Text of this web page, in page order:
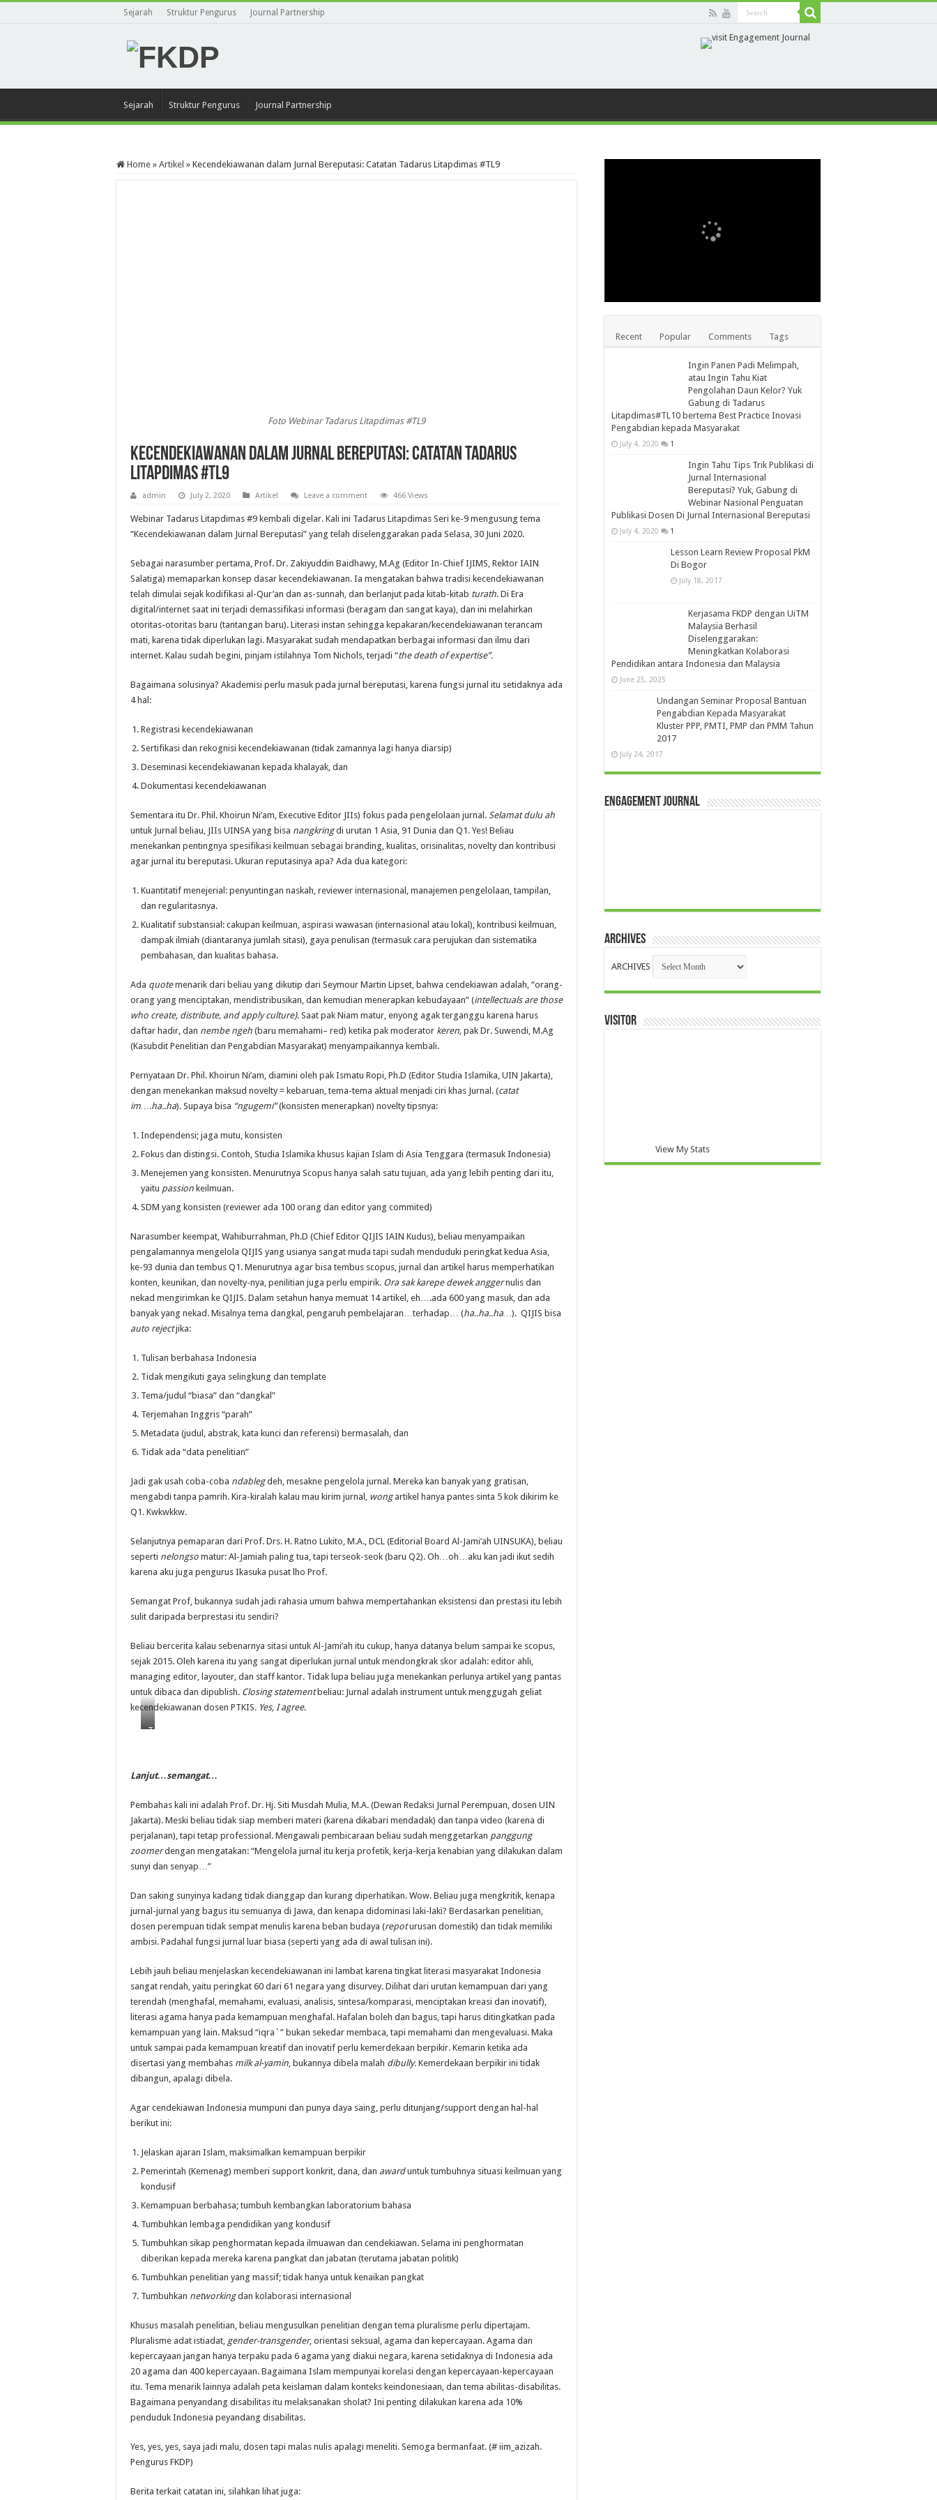
Sejarah Struktur Pengurus Journal Partnership
Sejarah Struktur Pengurus Journal Partnership
Home » Artikel » Kecendekiawanan dalam Jurnal Bereputasi: Catatan Tadarus Litapdimas #TL9
Foto Webinar Tadarus Litapdimas #TL9
Kecendekiawanan dalam Jurnal Bereputasi: Catatan Tadarus
Litapdimas #TL9
admin July 2, 2020 Artikel Leave a comment 466 Views
Webinar Tadarus Litapdimas #9 kembali digelar. Kali ini Tadarus Litapdimas Seri ke-9 mengusung tema
“Kecendekiawanan dalam Jurnal Bereputasi” yang telah diselenggarakan pada Selasa, 30 Juni 2020.
Sebagai narasumber pertama, Prof. Dr. Zakiyuddin Baidhawy, M.Ag (Editor In-Chief IJIMS, Rektor IAIN
Salatiga) memaparkan konsep dasar kecendekiawanan. Ia mengatakan bahwa tradisi kecendekiawanan
telah dimulai sejak kodifikasi al-Qur’an dan as-sunnah, dan berlanjut pada kitab-kitab turath. Di Era
digital/internet saat ini terjadi demassifikasi informasi (beragam dan sangat kaya), dan ini melahirkan
otoritas-otoritas baru (tantangan baru). Literasi instan sehingga kepakaran/kecendekiawanan terancam
mati, karena tidak diperlukan lagi. Masyarakat sudah mendapatkan berbagai informasi dan ilmu dari
internet. Kalau sudah begini, pinjam istilahnya Tom Nichols, terjadi “the death of expertise”.
Bagaimana solusinya? Akademisi perlu masuk pada jurnal bereputasi, karena fungsi jurnal itu setidaknya ada
4 hal:
Registrasi kecendekiawanan
Sertifikasi dan rekognisi kecendekiawanan (tidak zamannya lagi hanya diarsip)
Deseminasi kecendekiawanan kepada khalayak, dan
Dokumentasi kecendekiawanan
Sementara itu Dr. Phil. Khoirun Ni’am, Executive Editor JIIs) fokus pada pengelolaan jurnal. Selamat dulu ah
untuk Jurnal beliau, JIIs UINSA yang bisa nangkringdi urutan 1 Asia, 91 Dunia dan Q1. Yes! Beliau
menekankan pentingnya spesifikasi keilmuan sebagai branding, kualitas, orisinalitas, novelty dan kontribusi
agar jurnal itu bereputasi. Ukuran reputasinya apa? Ada dua kategori:
Kuantitatif menejerial: penyuntingan naskah, reviewer internasional, manajemen pengelolaan, tampilan,
dan regularitasnya.
Kualitatif substansial: cakupan keilmuan, aspirasi wawasan (internasional atau lokal), kontribusi keilmuan,
dampak ilmiah (diantaranya jumlah sitasi), gaya penulisan (termasuk cara perujukan dan sistematika
pembahasan, dan kualitas bahasa.
Ada quotemenarik dari beliau yang dikutip dari Seymour Martin Lipset, bahwa cendekiawan adalah, “orang-
orang yang menciptakan, mendistribusikan, dan kemudian menerapkan kebudayaan” (intellectuals are those
who create, distribute, and apply culture). Saat pak Niam matur, enyong agak terganggu karena harus
daftar hadir, dan nembe ngeh (baru memahami– red) ketika pak moderator keren, pak Dr. Suwendi, M.Ag
(Kasubdit Penelitian dan Pengabdian Masyarakat) menyampaikannya kembali.
Pernyataan Dr. Phil. Khoirun Ni’am, diamini oleh pak Ismatu Ropi, Ph.D (Editor Studia Islamika, UIN Jakarta),
dengan menekankan maksud novelty = kebaruan, tema-tema aktual menjadi ciri khas Jurnal. (catat
im….ha..ha). Supaya bisa “ngugemi”(konsisten menerapkan) novelty tipsnya:
Independensi; jaga mutu, konsisten
Fokus dan distingsi. Contoh, Studia Islamika khusus kajian Islam di Asia Tenggara (termasuk Indonesia)
Menejemen yang konsisten. Menurutnya Scopus hanya salah satu tujuan, ada yang lebih penting dari itu,
yaitu passion keilmuan.
SDM yang konsisten (reviewer ada 100 orang dan editor yang commited)
Narasumber keempat, Wahiburrahman, Ph.D (Chief Editor QIJIS IAIN Kudus), beliau menyampaikan
pengalamannya mengelola QIJIS yang usianya sangat muda tapi sudah menduduki peringkat kedua Asia,
ke-93 dunia dan tembus Q1. Menurutnya agar bisa tembus scopus, jurnal dan artikel harus memperhatikan
konten, keunikan, dan novelty-nya, penilitian juga perlu empirik. Ora sak karepe dewek anggernulis dan
nekad mengirimkan ke QIJIS. Dalam setahun hanya memuat 14 artikel, eh….ada 600 yang masuk, dan ada
banyak yang nekad. Misalnya tema dangkal, pengaruh pembelajaran…terhadap… (ha..ha..ha…). QIJIS bisa
auto rejectjika:
Tulisan berbahasa Indonesia
Tidak mengikuti gaya selingkung dan template
Tema/judul “biasa” dan “dangkal”
Terjemahan Inggris “parah”
Metadata (judul, abstrak, kata kunci dan referensi) bermasalah, dan
Tidak ada “data penelitian”
Jadi gak usah coba-coba ndablegdeh, mesakne pengelola jurnal. Mereka kan banyak yang gratisan,
mengabdi tanpa pamrih. Kira-kiralah kalau mau kirim jurnal, wongartikel hanya pantes sinta 5 kok dikirim ke
Q1. Kwkwkkw.
Selanjutnya pemaparan dari Prof. Drs. H. Ratno Lukito, M.A., DCL (Editorial Board Al-Jami’ah UINSUKA), beliau
seperti nelongso matur: Al-Jamiah paling tua, tapi terseok-seok (baru Q2). Oh…oh…aku kan jadi ikut sedih
karena aku juga pengurus Ikasuka pusat lho Prof.
Semangat Prof, bukannya sudah jadi rahasia umum bahwa mempertahankan eksistensi dan prestasi itu lebih
sulit daripada berprestasi itu sendiri?
Beliau bercerita kalau sebenarnya sitasi untuk Al-Jami’ah itu cukup, hanya datanya belum sampai ke scopus,
sejak 2015. Oleh karena itu yang sangat diperlukan jurnal untuk mendongkrak skor adalah: editor ahli,
managing editor, layouter, dan staff kantor. Tidak lupa beliau juga menekankan perlunya artikel yang pantas
untuk dibaca dan dipublish. Closing statementbeliau: Jurnal adalah instrument untuk menggugah geliat
kecendekiawanan dosen PTKIS. Yes, I agree.
T
a
u
s
L
i
t
p
d
i
m
s
#
9
Lanjut…semangat…
Pembahas kali ini adalah Prof. Dr. Hj. Siti Musdah Mulia, M.A. (Dewan Redaksi Jurnal Perempuan, dosen UIN
Jakarta). Meski beliau tidak siap memberi materi (karena dikabari mendadak) dan tanpa video (karena di
perjalanan), tapi tetap professional. Mengawali pembicaraan beliau sudah menggetarkan panggung
zoomerdengan mengatakan: “Mengelola jurnal itu kerja profetik, kerja-kerja kenabian yang dilakukan dalam
sunyi dan senyap…”
Dan saking sunyinya kadang tidak dianggap dan kurang diperhatikan. Wow. Beliau juga mengkritik, kenapa
jurnal-jurnal yang bagus itu semuanya di Jawa, dan kenapa didominasi laki-laki? Berdasarkan penelitian,
dosen perempuan tidak sempat menulis karena beban budaya (repoturusan domestik) dan tidak memiliki
ambisi. Padahal fungsi jurnal luar biasa (seperti yang ada di awal tulisan ini).
Lebih jauh beliau menjelaskan kecendekiawanan ini lambat karena tingkat literasi masyarakat Indonesia
sangat rendah, yaitu peringkat 60 dari 61 negara yang disurvey. Dilihat dari urutan kemampuan dari yang
terendah (menghafal, memahami, evaluasi, analisis, sintesa/komparasi, menciptakan kreasi dan inovatif),
literasi agama hanya pada kemampuan menghafal. Hafalan boleh dan bagus, tapi harus ditingkatkan pada
kemampuan yang lain. Maksud “iqra`” bukan sekedar membaca, tapi memahami dan mengevaluasi. Maka
untuk sampai pada kemampuan kreatif dan inovatif perlu kemerdekaan berpikir. Kemarin ketika ada
disertasi yang membahas milk al-yamin, bukannya dibela malah dibully. Kemerdekaan berpikir ini tidak
dibangun, apalagi dibela.
Agar cendekiawan Indonesia mumpuni dan punya daya saing, perlu ditunjang/support dengan hal-hal
berikut ini:
Jelaskan ajaran Islam, maksimalkan kemampuan berpikir
Pemerintah (Kemenag) memberi support konkrit, dana, dan awarduntuk tumbuhnya situasi keilmuan yang
kondusif
Kemampuan berbahasa; tumbuh kembangkan laboratorium bahasa
Tumbuhkan lembaga pendidikan yang kondusif
Tumbuhkan sikap penghormatan kepada ilmuawan dan cendekiawan. Selama ini penghormatan
diberikan kepada mereka karena pangkat dan jabatan (terutama jabatan politik)
Tumbuhkan penelitian yang massif; tidak hanya untuk kenaikan pangkat
Tumbuhkan networkingdan kolaborasi internasional
Khusus masalah penelitian, beliau mengusulkan penelitian dengan tema pluralisme perlu dipertajam.
Pluralisme adat istiadat, gender-transgender, orientasi seksual, agama dan kepercayaan. Agama dan
kepercayaan jangan hanya terpaku pada 6 agama yang diakui negara, karena setidaknya di Indonesia ada
20 agama dan 400 kepercayaan. Bagaimana Islam mempunyai korelasi dengan kepercayaan-kepercayaan
itu. Tema menarik lainnya adalah peta keislaman dalam konteks keindonesiaan, dan tema abilitas-disabilitas.
Bagaimana penyandang disabilitas itu melaksanakan sholat? Ini penting dilakukan karena ada 10%
penduduk Indonesia peyandang disabilitas.
Yes, yes, yes, saya jadi malu, dosen tapi malas nulis apalagi meneliti. Semoga bermanfaat. (# iim_azizah.
Pengurus FKDP)
Berita terkait catatan ini, silahkan lihat juga:
Recent Popular Comments Tags
Ingin Panen Padi Melimpah,
atau Ingin Tahu Kiat
Pengolahan Daun Kelor? Yuk
Gabung di Tadarus
Litapdimas#TL10 bertema Best Practice Inovasi
Pengabdian kepada Masyarakat
July 4, 2020 1
Ingin Tahu Tips Trik Publikasi di
Jurnal Internasional
Bereputasi? Yuk, Gabung di
Webinar Nasional Penguatan
Publikasi Dosen Di Jurnal Internasional Bereputasi
July 4, 2020 1
Lesson Learn Review Proposal PkM
Di Bogor
July 18, 2017
Kerjasama FKDP dengan UiTM
Malaysia Berhasil
Diselenggarakan:
Meningkatkan Kolaborasi
Pendidikan antara Indonesia dan Malaysia
June 25, 2025
Undangan Seminar Proposal Bantuan
Pengabdian Kepada Masyarakat
Kluster PPP, PMTI, PMP dan PMM Tahun
2017
July 24, 2017
Engagement Journal
ARCHIVES
ARCHIVES
VISITOR
View My Stats